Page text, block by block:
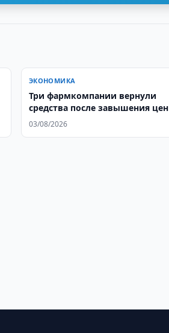
ЭКОНОМИКА
Три фармкомпании вернули
средства после завышения цен
03/08/2026